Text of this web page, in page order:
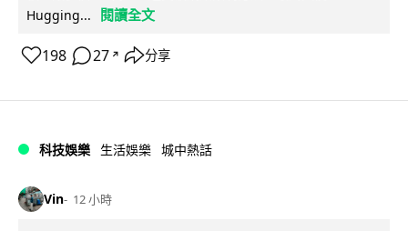
Hugging...
閱讀全文
198 27 ↗ 分享
科技娛樂 生活娛樂 城中熱話
Vin 12 小時